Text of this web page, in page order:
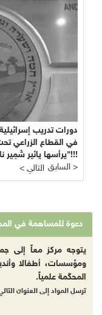
دورات تدريب
في القطاع الزراعي
يرأسها يائير شَمِير نائب ليبرمان رئيس "إسرائيل بيتنا"!!!
< التالي
السابق >
دعوة للمساهمة في
يتوجه مركز معاً إلى
ومؤسسات، أطفالا
المحكّمة علمياً.
ترسل المواد إلى العنوان